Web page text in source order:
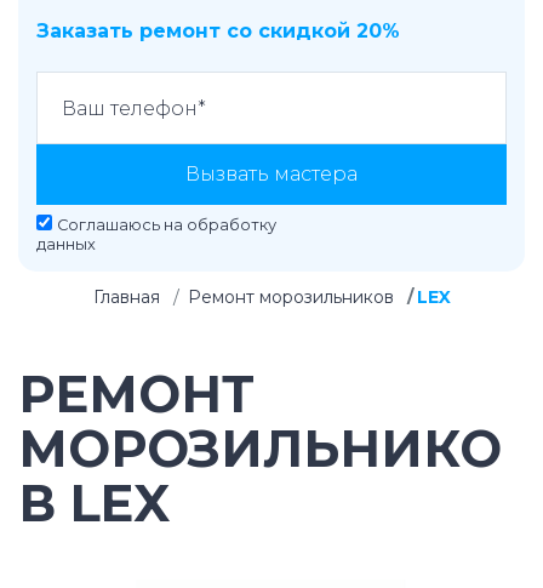
Заказать ремонт со скидкой 20%
Вызвать мастера
Соглашаюсь на обработку
данных
Главная Ремонт морозильников LEX
РЕМОНТ
МОРОЗИЛЬНИКО
В LEX